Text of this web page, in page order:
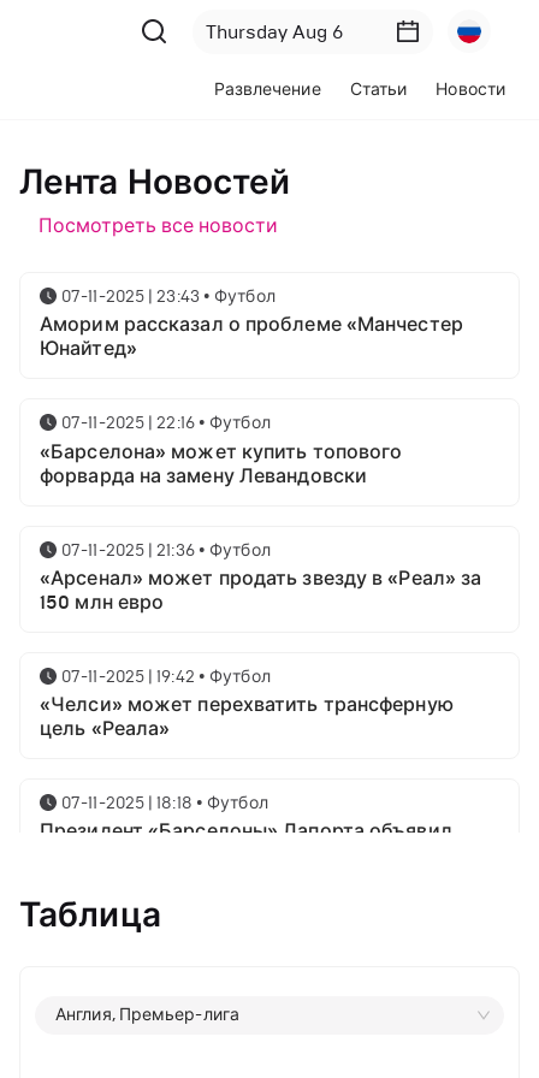
Развлечение Статьи Новости
Лента Новостей
Посмотреть все новости
07-11-2025 | 23:43 • Футбол
Аморим рассказал о проблеме «Манчестер
Юнайтед»
07-11-2025 | 22:16 • Футбол
«Барселона» может купить топового
форварда на замену Левандовски
07-11-2025 | 21:36 • Футбол
«Арсенал» может продать звезду в «Реал» за
150 млн евро
07-11-2025 | 19:42 • Футбол
«Челси» может перехватить трансферную
цель «Реала»
07-11-2025 | 18:18 • Футбол
Президент «Барселоны» Лапорта объявил
07-11-2025 | 16:23
ФИФА
Таблица
Англия, Премьер-лига